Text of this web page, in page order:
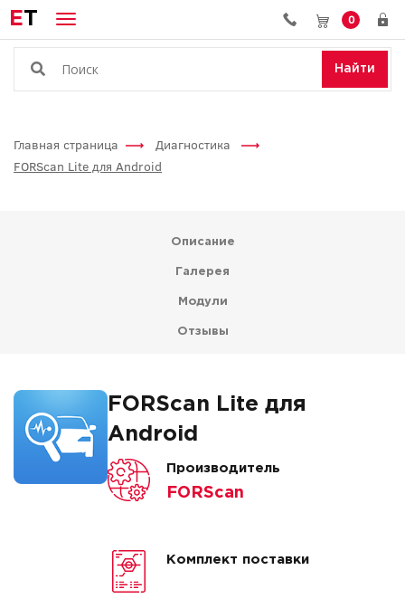
ET 0
Найти
Главная страница
Диагностика
FORScan Lite для Android
Описание
Галерея
Модули
Отзывы
FORScan Lite для
Android
Производитель
FORScan
Комплект поставки